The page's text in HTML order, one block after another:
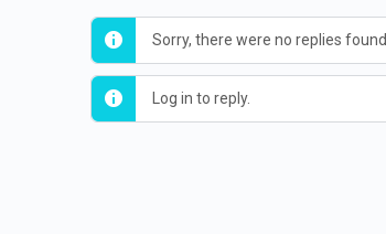
Sorry, there were no replies found.
Log in to reply.